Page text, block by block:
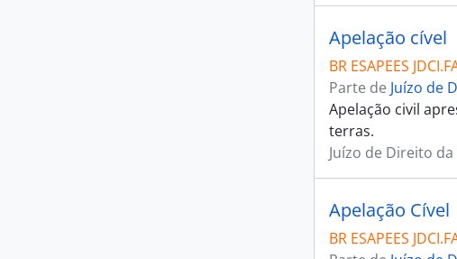
Apelação cível
BR ESAPEES
Parte de Juízo de
Apelação civil
terras.
Juízo de Direito
Apelação Cível
BR ESAPEES